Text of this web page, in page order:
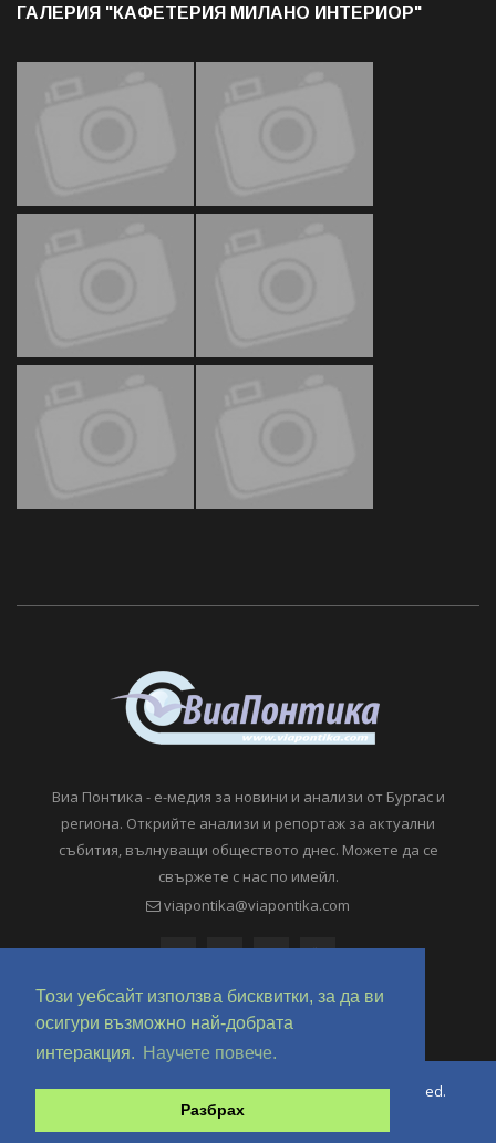
Този уебсайт използва бисквитки, за да ви
осигури възможно най-добрата
интеракция.
Научете повече.
Разбрах
ГАЛЕРИЯ "КАФЕТЕРИЯ МИЛАНО ИНТЕРИОР"
Виа Понтика - е-медия за новини и анализи от Бургас и
региона. Открийте анализи и репортаж за актуални
събития, вълнуващи обществото днес. Можете да се
свържете с нас по имейл.
viapontika@viapontika.com
Copyright © 2018-2024 ViaPontika.com. All Rights Reserved.
Development @ OverHertz Ltd